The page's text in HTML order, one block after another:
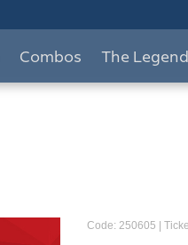
Combos The Legend
Code: 250605 |